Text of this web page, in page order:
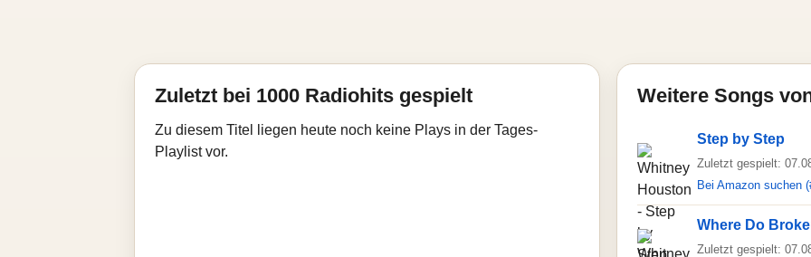
Zuletzt bei 1000 Radiohits gespielt
Zu diesem Titel liegen heute noch keine Plays in der Tages-
Playlist vor.
Weitere Songs
Step by Step
Zuletzt gespielt:
Bei Amazon suchen
Where Do
Zuletzt gespielt: